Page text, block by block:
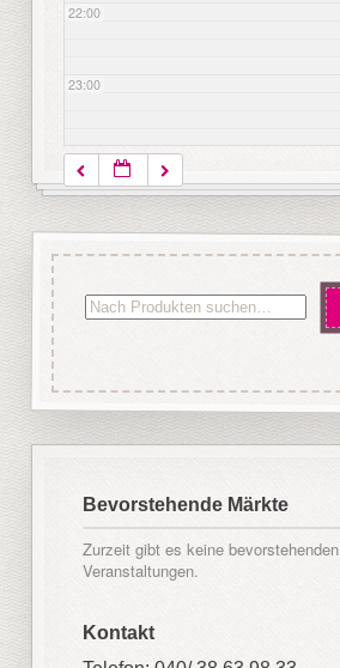
22:00
23:00
Bevorstehende Märkte
Zurzeit gibt es keine bevorstehenden
Veranstaltungen.
Kontakt